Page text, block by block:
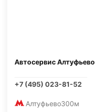
Автосервис Алтуфьево
+7 (495) 023-81-52
Алтуфьево300м